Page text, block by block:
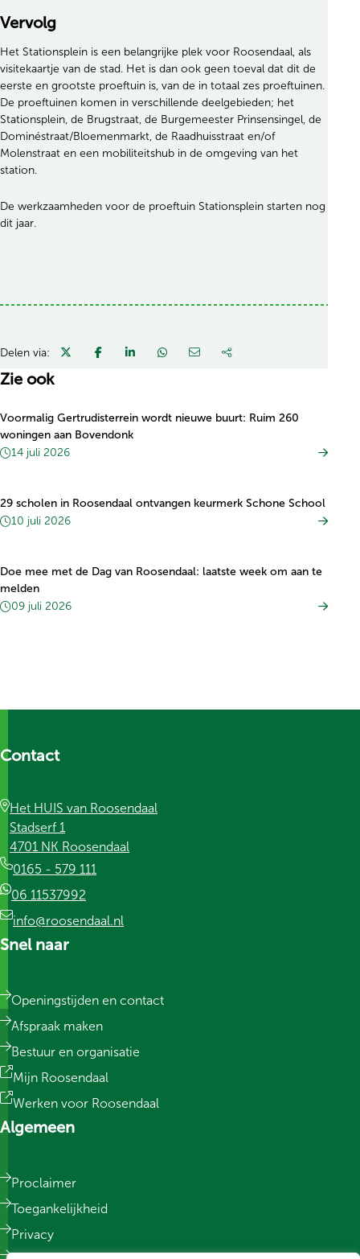
Vervolg
Het Stationsplein is een belangrijke plek voor Roosendaal, als
visitekaartje van de stad. Het is dan ook geen toeval dat dit de
eerste en grootste proeftuin is, van de in totaal zes proeftuinen.
De proeftuinen komen in verschillende deelgebieden; het
Stationsplein, de Brugstraat, de Burgemeester Prinsensingel, de
Dominéstraat/Bloemenmarkt, de Raadhuisstraat en/of
Molenstraat en een mobiliteitshub in de omgeving van het
station.
De werkzaamheden voor de proeftuin Stationsplein starten nog
dit jaar.
Delen via:
Zie ook
Voormalig Gertrudisterrein wordt nieuwe buurt: Ruim 260
woningen aan Bovendonk
14 juli 2026
29 scholen in Roosendaal ontvangen keurmerk Schone School
10 juli 2026
Doe mee met de Dag van Roosendaal: laatste week om aan te
melden
09 juli 2026
Contact
Het HUIS van Roosendaal
Stadserf 1
4701 NK Roosendaal
0165 - 579 111
06 11537992
info@roosendaal.nl
Snel naar
Openingstijden en contact
Afspraak maken
Bestuur en organisatie
Mijn Roosendaal
Werken voor Roosendaal
Algemeen
Proclaimer
Toegankelijkheid
Privacy